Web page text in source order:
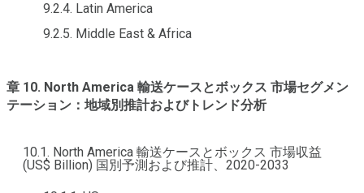
9.2.4. Latin America
9.2.5. Middle East & Africa
章 10. North America 輸送ケースとボックス 市場セグメン
テーション：地域別推計およびトレンド分析
10.1. North America 輸送ケースとボックス 市場収益
(US$ Billion) 国別予測および推計、2020-2033